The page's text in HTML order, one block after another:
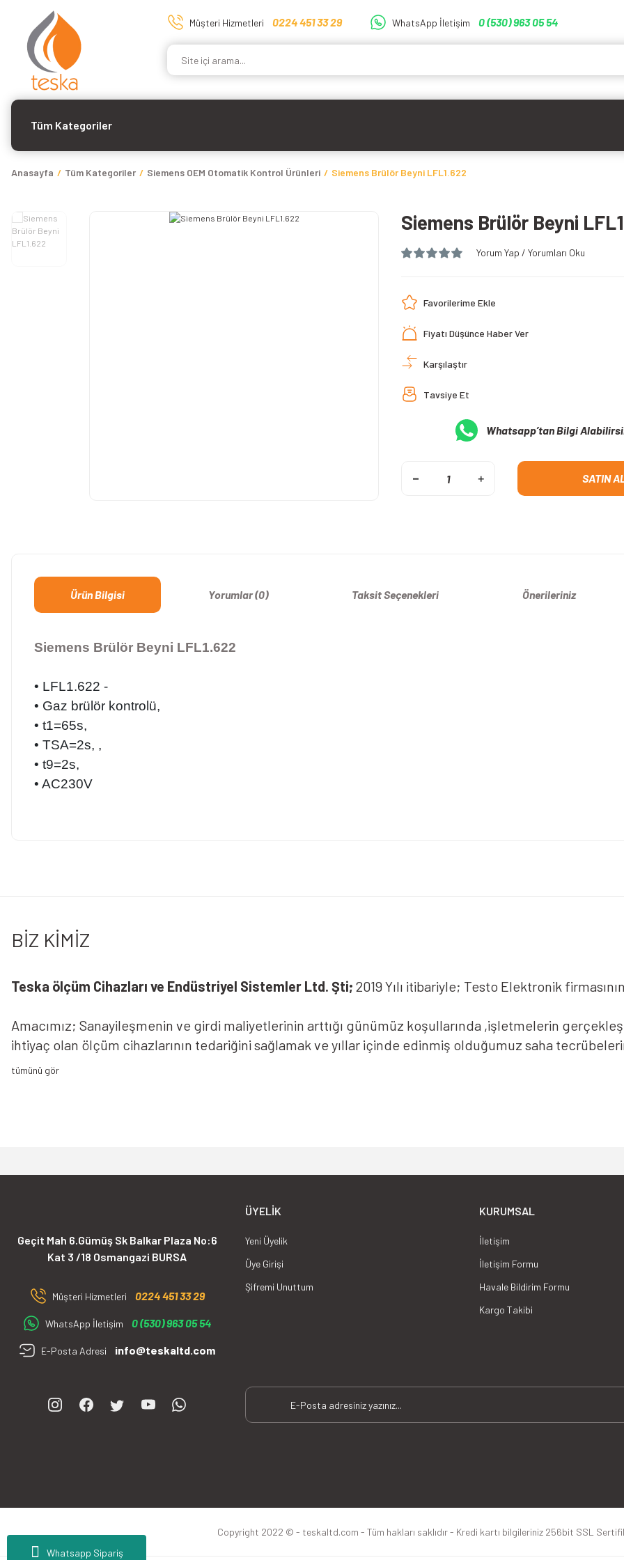
Whatsapp Sipariş
Müşteri Hizmetleri 0224 451 33 29 WhatsApp İletişim 0 (530) 963 05 54
Tüm Kategoriler
Anasayfa Tüm Kategoriler Siemens OEM Otomatik Kontrol Ürünleri Siemens Brülör Beyni LFL1.622
Siemens Brülör Beyni
Yorum Yap / Yorumları Oku
Fiyatı Düşünce Haber Ver
Karşılaştır
Tavsiye Et
Whatsapp’tan Bilgi
SATIN
Ürün Bilgisi Yorumlar (0) Taksit Seçenekleri Önerileriniz
Siemens Brülör Beyni LFL1.622
• LFL1.622 -
• Gaz brülör kontrolü,
• t1=65s,
• TSA=2s, ,
• t9=2s,
• AC230V
Ürün bilgilerinde hatalar bulunuyor.
BİZ KİMİZ
Teska ölçüm Cihazları ve Endüstriyel Sistemler Ltd. Şti; 2019 Yılı itibariyle; Testo Elektronik
Amacımız; Sanayileşmenin ve girdi maliyetlerinin arttığı günümüz koşullarında ,işletmelerin
ihtiyaç olan ölçüm cihazlarının tedariğini sağlamak ve yıllar içinde edinmiş olduğumuz saha
sizlere sunmaktır.Amacımız; Sanayileşmenin ve girdi maliyetlerinin arttığı günümüz koşullarında
Geçit Mah 6.Gümüş Sk Balkar Plaza No:6
Kat 3 /18 Osmangazi BURSA
Müşteri Hizmetleri 0224 451 33 29
WhatsApp İletişim 0 (530) 963 05 54
E-Posta Adresi info@teskaltd.com
ÜYELIK
Yeni Üyelik
Üye Girişi
Şifremi Unuttum
KURUMSAL
İletişim
İletişim Formu
Havale Bildirim Formu
Kargo Takibi
Copyright 2022 © - teskaltd.com - Tüm hakları saklıdır - Kredi kartı bilgileriniz 256bit SSL